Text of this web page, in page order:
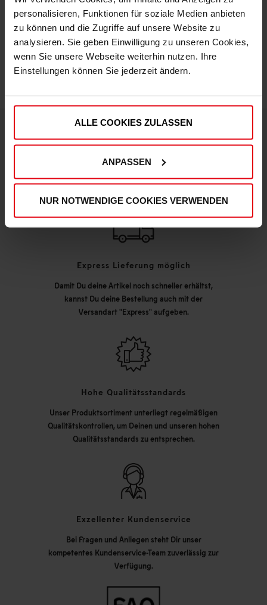
personalisieren, Funktionen für soziale Medien anbieten
zu können und die Zugriffe auf unsere Website zu
analysieren. Sie geben Einwilligung zu unseren Cookies,
wenn Sie unsere Webseite weiterhin nutzen. Ihre
Einstellungen können Sie jederzeit ändern.
ALLE COOKIES ZULASSEN
ANPASSEN
NUR NOTWENDIGE COOKIES VERWENDEN
Express Lieferung möglich
Damit Du deine Artikel noch schneller erhältst,
kannst Du deine Bestellung auch mit der
Versandart "Express" aufgeben.
Hohe Qualitätsstandards
Unser Produktsortiment unterliegt regelmäßigen
Qualitätskontrollen, um Deinen und unseren hohen
Qualitätsstandards zu entsprechen.
Exzellenter Kundenservice
Bei Fragen und Anliegen steht Dir unser
kompetentes Kundenservice-Team zuverlässig zur
Verfügung.